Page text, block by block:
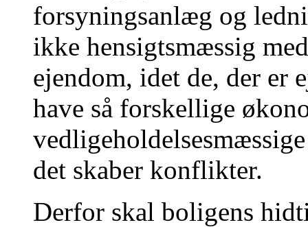
forsyningsanlæg og
ikke hensigtsmæssig
ejendom, idet de, der er
have så forskellige
det skaber konflikter.
Derfor skal boligens